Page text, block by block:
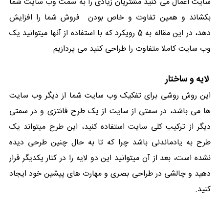
بکشاند و همین تفاوت و خاص بودن فروش شما را افزایش
دهد، در این مقاله به 5 رویکرد که با استفاده از آنها میتوانید یک
وب سایت کاملا متفاوت را طراحی کنید می پردازیم.
لایه و ساختار
این روش روشی برای تفکیک وب سایت شما از دیگر وب سایت
ها می باشد، در سمتی از سایت از یک طرح فانتزی و در سمتی
دیگر از ترکیب کلی سایت استفاده کنید، این طرح میتواند یک
طرح به یادماندنی باشد چرا که تا به حال چنین طرحی دیده
نشده است، بعد از آن میتوانید این دو لایه را در کنار یکدیگر قرار
دهید و چالشی در طراحی بصری و مهارت های پیشین خود ایجاد
کنید.